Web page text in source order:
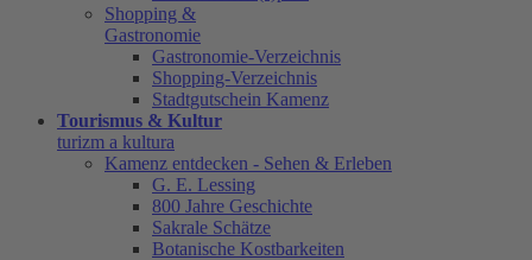
Shopping &
Gastronomie
Gastronomie-Verzeichnis
Shopping-Verzeichnis
Stadtgutschein Kamenz
Tourismus & Kultur
turizm a kultura
Kamenz entdecken - Sehen & Erleben
G. E. Lessing
800 Jahre Geschichte
Sakrale Schätze
Botanische Kostbarkeiten